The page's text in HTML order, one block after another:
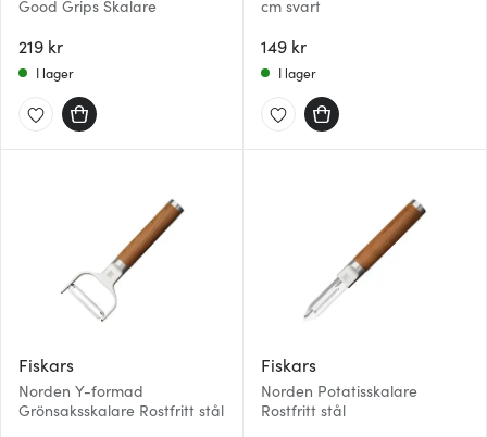
Good Grips Skalare
219 kr
I lager
cm svart
149 kr
I lager
Fiskars
Norden Y-formad
Grönsaksskalare Rostfritt stål
Fiskars
Norden Potatisskalare
Rostfritt stål